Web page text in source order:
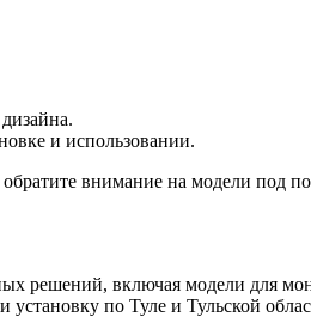
и использовании.
внимание на модели
решений, включая модели для
установку по Туле и Тульской